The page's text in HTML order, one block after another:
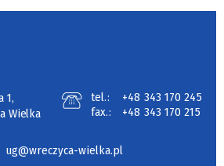
1,
Wielka
tel.:
+48 343 170 245
fax.:
+48 343 170 215
ug@wreczyca-wielka.pl